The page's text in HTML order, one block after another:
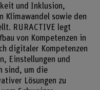
und Inklusion,
Klimawandel sowie den
RURACTIVE legt
von Kompetenzen in
digitaler Kompetenzen
Einstellungen und
sind, um die
Lösungen zu